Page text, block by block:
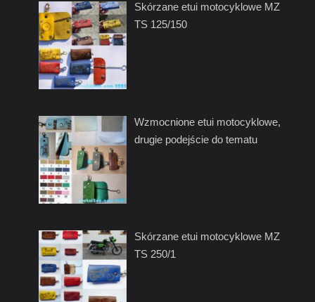
Skórzane etui motocyklowe MZ
TS 125/150
Wzmocnione etui motocyklowe,
drugie podejście do tematu
Skórzane etui motocyklowe MZ
TS 250/1